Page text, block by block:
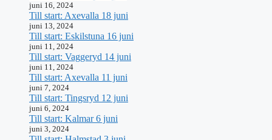
juni 16, 2024
Till start: Axevalla 18 juni
juni 13, 2024
Till start: Eskilstuna 16 juni
juni 11, 2024
Till start: Vaggeryd 14 juni
juni 11, 2024
Till start: Axevalla 11 juni
juni 7, 2024
Till start: Tingsryd 12 juni
juni 6, 2024
Till start: Kalmar 6 juni
juni 3, 2024